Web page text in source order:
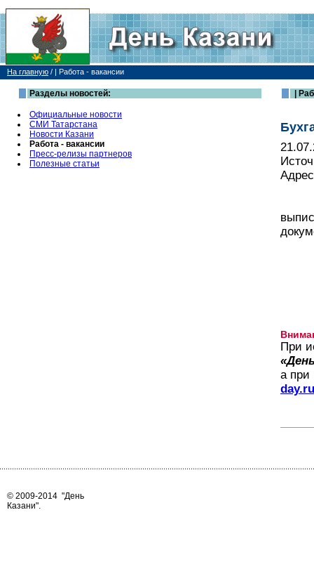
На главную / | Работа - вакансии
Разделы новостей:
Официальные новости
СМИ Татарстана
Новости Казани
Работа - вакансии
Пресс-релизы партнеров
Полезные статьи
|
При
а при
day.ru
© 2009-2014 "День
Казани".